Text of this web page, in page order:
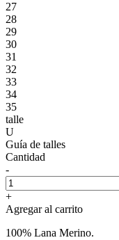
27
28
29
30
31
32
33
34
35
talle
U
Guía de talles
Cantidad
-
+
Agregar al carrito
100% Lana Merino.